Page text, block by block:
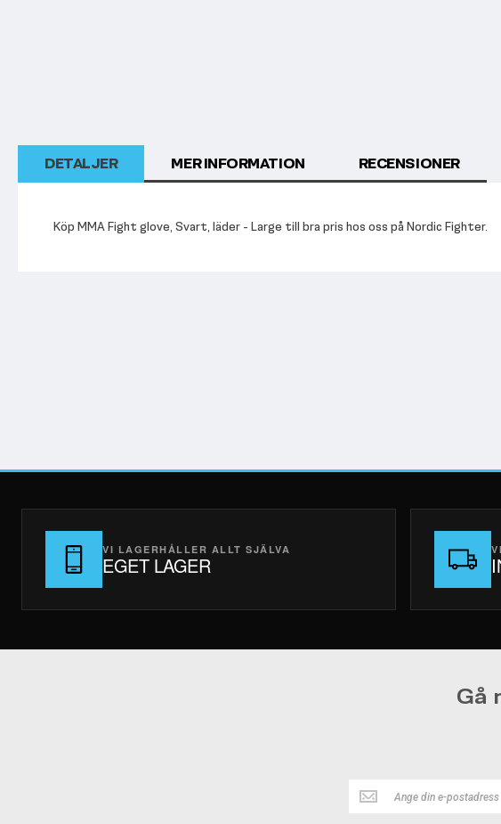
DETALJER
Köp MMA Fight glove, Svart, läder - Large till bra pris hos oss på Nordic Fighter.
MER INFORMATION RECENSIONER
VI LAGERHÅLLER ALLT SJÄLVA
EGET LAGER
Gå
Håll
dig